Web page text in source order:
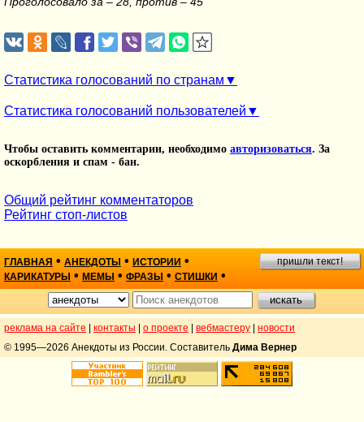
Статистика голосований по странам
Статистика голосований пользователей
Чтобы оставить комментарии, необходимо авторизоваться. За
оскорбления и спам - бан.
Общий рейтинг комментаторов
Рейтинг стоп-листов
ГЛАВНАЯ • АНЕКДОТЫ • ИСТОРИИ •
КАРИКАТУРЫ • МЕМЫ • ФРАЗЫ • СТИШКИ •
пришли текст!
реклама на сайте контакты о проекте вебмастеру
новости
© 1995—2026 Анекдоты из России. Составитель Дима Вернер